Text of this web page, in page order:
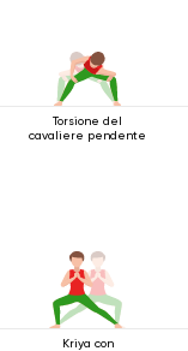
Torsione del
cavaliere pendente
Kriya con